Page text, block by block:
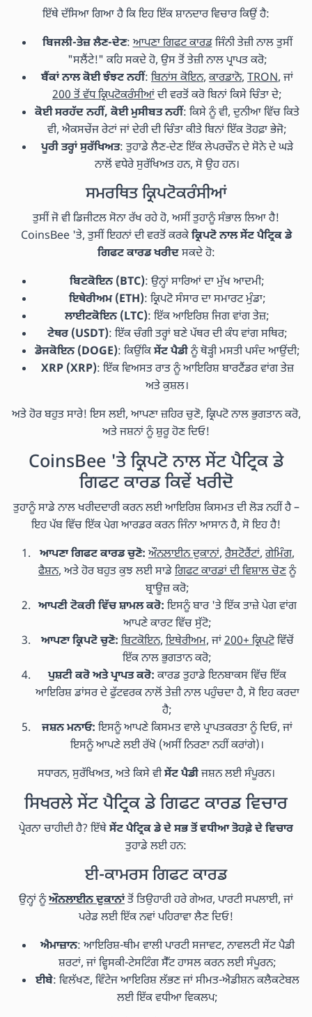
ਇੱਥੇ ਦੱਸਿਆ ਗਿਆ ਹੈ ਕਿ ਇਹ ਇੱਕ ਸ਼ਾਨਦਾਰ ਵਿਚਾਰ ਕਿਉਂ ਹੈ:
ਬਿਜਲੀ-ਤੇਜ਼ ਲੈਣ-ਦੇਣ:ਆਪਣਾ ਗਿਫਟ ਕਾਰਡਜਿੰਨੀ ਤੇਜ਼ੀ ਨਾਲ ਤੁਸੀਂ
"ਸਲੈਂਟੇ!" ਕਹਿ ਸਕਦੇ ਹੋ, ਉਸ ਤੋਂ ਤੇਜ਼ੀ ਨਾਲ ਪ੍ਰਾਪਤ ਕਰੋ;
ਬੈਂਕਾਂ ਨਾਲ ਕੋਈ ਝੰਝਟ ਨਹੀਂ: ਬਿਨਾਂਸ ਕੋਇਨ, ਕਾਰਡਾਨੋ, TRON, ਜਾਂ
200 ਤੋਂ ਵੱਧ ਕ੍ਰਿਪਟੋਕਰੰਸੀਆਂਦੀ ਵਰਤੋਂ ਕਰੋ ਬਿਨਾਂ ਕਿਸੇ ਚਿੰਤਾ ਦੇ;
ਕੋਈ ਸਰਹੱਦ ਨਹੀਂ, ਕੋਈ ਮੁਸੀਬਤ ਨਹੀਂ: ਕਿਸੇ ਨੂੰ ਵੀ, ਦੁਨੀਆ ਵਿੱਚ ਕਿਤੇ
ਵੀ, ਐਕਸਚੇਂਜ ਰੇਟਾਂ ਜਾਂ ਦੇਰੀ ਦੀ ਚਿੰਤਾ ਕੀਤੇ ਬਿਨਾਂ ਇੱਕ ਤੋਹਫ਼ਾ ਭੇਜੋ;
ਪੂਰੀ ਤਰ੍ਹਾਂ ਸੁਰੱਖਿਅਤ: ਤੁਹਾਡੇ ਲੈਣ-ਦੇਣ ਇੱਕ ਲੇਪਰਚੌਨ ਦੇ ਸੋਨੇ ਦੇ ਘੜੇ
ਨਾਲੋਂ ਵਧੇਰੇ ਸੁਰੱਖਿਅਤ ਹਨ, ਸੋ ਉਹ ਹਨ।
ਸਮਰਥਿਤ ਕ੍ਰਿਪਟੋਕਰੰਸੀਆਂ
ਤੁਸੀਂ ਜੋ ਵੀ ਡਿਜੀਟਲ ਸੋਨਾ ਰੱਖ ਰਹੇ ਹੋ, ਅਸੀਂ ਤੁਹਾਨੂੰ ਸੰਭਾਲ ਲਿਆ ਹੈ!
CoinsBee 'ਤੇ, ਤੁਸੀਂ ਇਹਨਾਂ ਦੀ ਵਰਤੋਂ ਕਰਕੇਕ੍ਰਿਪਟੋ ਨਾਲ ਸੇਂਟ ਪੈਟ੍ਰਿਕ ਡੇ
ਗਿਫਟ ਕਾਰਡ ਖਰੀਦਸਕਦੇ ਹੋ:
ਬਿਟਕੋਇਨ (BTC): ਉਨ੍ਹਾਂ ਸਾਰਿਆਂ ਦਾ ਮੁੱਖ ਆਦਮੀ;
ਇਥੇਰੀਅਮ (ETH): ਕ੍ਰਿਪਟੋ ਸੰਸਾਰ ਦਾ ਸਮਾਰਟ ਮੁੰਡਾ;
ਲਾਈਟਕੋਇਨ (LTC): ਇੱਕ ਆਇਰਿਸ਼ ਜਿਗ ਵਾਂਗ ਤੇਜ਼;
ਟੇਥਰ (USDT): ਇੱਕ ਚੰਗੀ ਤਰ੍ਹਾਂ ਬਣੇ ਪੱਥਰ ਦੀ ਕੰਧ ਵਾਂਗ ਸਥਿਰ;
ਡੋਜਕੋਇਨ (DOGE): ਕਿਉਂਕਿਸੇਂਟ ਪੈਡੀਨੂੰ ਥੋੜ੍ਹੀ ਮਸਤੀ ਪਸੰਦ ਆਉਂਦੀ;
XRP (XRP): ਇੱਕ ਵਿਅਸਤ ਰਾਤ ਨੂੰ ਆਇਰਿਸ਼ ਬਾਰਟੈਂਡਰ ਵਾਂਗ ਤੇਜ਼
ਅਤੇ ਕੁਸ਼ਲ।
ਅਤੇ ਹੋਰ ਬਹੁਤ ਸਾਰੇ! ਇਸ ਲਈ, ਆਪਣਾ ਜ਼ਹਿਰ ਚੁਣੋ, ਕ੍ਰਿਪਟੋ ਨਾਲ ਭੁਗਤਾਨ ਕਰੋ,
ਅਤੇ ਜਸ਼ਨਾਂ ਨੂੰ ਸ਼ੁਰੂ ਹੋਣ ਦਿਓ!
CoinsBee 'ਤੇ ਕ੍ਰਿਪਟੋ ਨਾਲ ਸੇਂਟ ਪੈਟ੍ਰਿਕ ਡੇ
ਗਿਫਟ ਕਾਰਡ ਕਿਵੇਂ ਖਰੀਦੋ
ਤੁਹਾਨੂੰ ਸਾਡੇ ਨਾਲ ਖਰੀਦਦਾਰੀ ਕਰਨ ਲਈ ਆਇਰਿਸ਼ ਕਿਸਮਤ ਦੀ ਲੋੜ ਨਹੀਂ ਹੈ –
ਇਹ ਪੱਬ ਵਿੱਚ ਇੱਕ ਪੇਗ ਆਰਡਰ ਕਰਨ ਜਿੰਨਾ ਆਸਾਨ ਹੈ, ਸੋ ਇਹ ਹੈ!
ਆਪਣਾ ਗਿਫਟ ਕਾਰਡ ਚੁਣੋ: ਔਨਲਾਈਨ ਦੁਕਾਨਾਂ, ਰੈਸਟੋਰੈਂਟਾਂ, ਗੇਮਿੰਗ,
ਫੈਸ਼ਨ, ਅਤੇ ਹੋਰ ਬਹੁਤ ਕੁਝ ਲਈ ਸਾਡੇਗਿਫਟ ਕਾਰਡਾਂ ਦੀ ਵਿਸ਼ਾਲ ਚੋਣਨੂੰ
ਬ੍ਰਾਊਜ਼ ਕਰੋ;
ਆਪਣੀ ਟੋਕਰੀ ਵਿੱਚ ਸ਼ਾਮਲ ਕਰੋ: ਇਸਨੂੰ ਬਾਰ 'ਤੇ ਇੱਕ ਤਾਜ਼ੇ ਪੇਗ ਵਾਂਗ
ਆਪਣੇ ਕਾਰਟ ਵਿੱਚ ਸੁੱਟੋ;
ਆਪਣਾ ਕ੍ਰਿਪਟੋ ਚੁਣੋ: ਬਿਟਕੋਇਨ,ਇਥੇਰੀਅਮ, ਜਾਂ200+ ਕ੍ਰਿਪਟੋਵਿੱਚੋਂ
ਇੱਕ ਨਾਲ ਭੁਗਤਾਨ ਕਰੋ;
ਪੁਸ਼ਟੀ ਕਰੋ ਅਤੇ ਪ੍ਰਾਪਤ ਕਰੋ: ਕਾਰਡ ਤੁਹਾਡੇ ਇਨਬਾਕਸ ਵਿੱਚ ਇੱਕ
ਆਇਰਿਸ਼ ਡਾਂਸਰ ਦੇ ਫੁੱਟਵਰਕ ਨਾਲੋਂ ਤੇਜ਼ੀ ਨਾਲ ਪਹੁੰਚਦਾ ਹੈ, ਸੋ ਇਹ ਕਰਦਾ
ਹੈ;
ਜਸ਼ਨ ਮਨਾਓ: ਇਸਨੂੰ ਆਪਣੇ ਕਿਸਮਤ ਵਾਲੇ ਪ੍ਰਾਪਤਕਰਤਾ ਨੂੰ ਦਿਓ, ਜਾਂ
ਇਸਨੂੰ ਆਪਣੇ ਲਈ ਰੱਖੋ (ਅਸੀਂ ਨਿਰਣਾ ਨਹੀਂ ਕਰਾਂਗੇ)।
ਸਧਾਰਨ, ਸੁਰੱਖਿਅਤ, ਅਤੇ ਕਿਸੇ ਵੀਸੇਂਟ ਪੈਡੀਜਸ਼ਨ ਲਈ ਸੰਪੂਰਨ।
ਸਿਖਰਲੇ ਸੇਂਟ ਪੈਟ੍ਰਿਕ ਡੇ ਗਿਫਟ ਕਾਰਡ ਵਿਚਾਰ
ਪ੍ਰੇਰਨਾ ਚਾਹੀਦੀ ਹੈ? ਇੱਥੇਸੇਂਟ ਪੈਟ੍ਰਿਕ ਡੇ ਦੇ ਸਭ ਤੋਂ ਵਧੀਆ ਤੋਹਫ਼ੇ ਦੇ ਵਿਚਾਰ
ਤੁਹਾਡੇ ਲਈ ਹਨ:
ਈ-ਕਾਮਰਸ ਗਿਫਟ ਕਾਰਡ
ਉਨ੍ਹਾਂ ਨੂੰਔਨਲਾਈਨ ਦੁਕਾਨਾਂਤੋਂ ਤਿਉਹਾਰੀ ਹਰੇ ਗੇਅਰ, ਪਾਰਟੀ ਸਪਲਾਈ, ਜਾਂ
ਪਰੇਡ ਲਈ ਇੱਕ ਨਵਾਂ ਪਹਿਰਾਵਾ ਲੈਣ ਦਿਓ!
ਐਮਾਜ਼ਾਨ: ਆਇਰਿਸ਼-ਥੀਮ ਵਾਲੀ ਪਾਰਟੀ ਸਜਾਵਟ, ਨਾਵਲਟੀ ਸੇਂਟ ਪੈਡੀ
ਸ਼ਰਟਾਂ, ਜਾਂ ਵ੍ਹਿਸਕੀ-ਟੇਸਟਿੰਗ ਸੈੱਟ ਹਾਸਲ ਕਰਨ ਲਈ ਸੰਪੂਰਨ;
ਈਬੇ: ਵਿਲੱਖਣ, ਵਿੰਟੇਜ ਆਇਰਿਸ਼ ਲੱਭਣ ਜਾਂ ਸੀਮਤ-ਐਡੀਸ਼ਨ ਕਲੈਕਟੇਬਲ
ਲਈ ਇੱਕ ਵਧੀਆ ਵਿਕਲਪ;